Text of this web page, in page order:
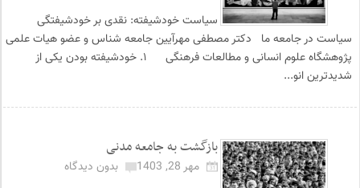
سیاست خودشیفته: نقدی بر خودشیفتگی
سیاست در جامعه ما دکتر مصطفی مهرآیین جامعه شناس و عضو هیات علمی
پژوهشگاه علوم انسانی و مطالعات فرهنگی ۱. خودشیفته بودن یکی از
شدیدترین انو...
بازگشت به جامعه مدنی
مهر 28, 1403
بدون دیدگاه